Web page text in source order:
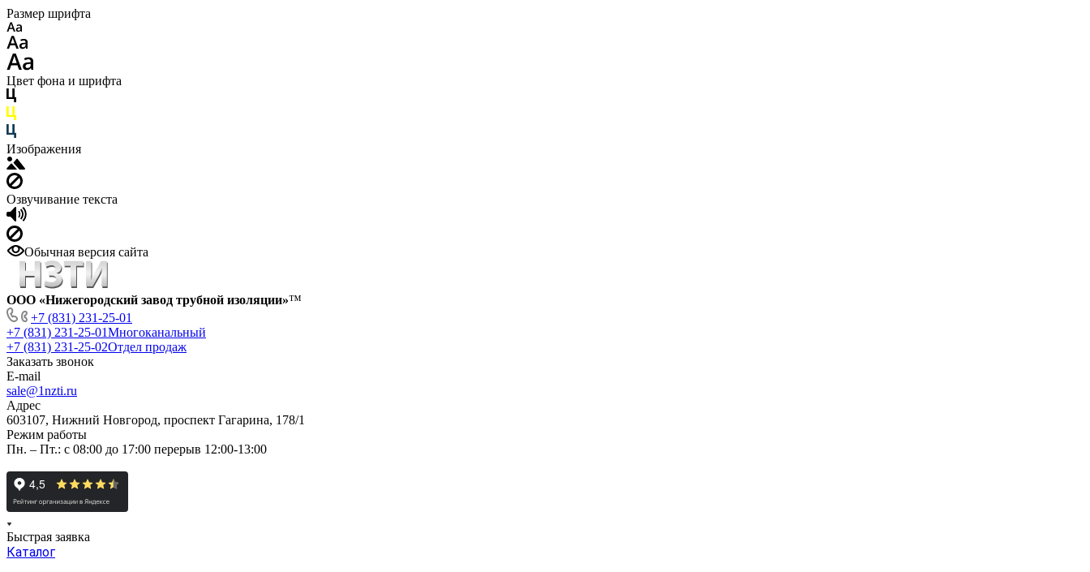
Размер шрифта
Цвет фона и шрифта
Изображения
Озвучивание текста
Обычная версия сайта
ООО «Нижегородский завод трубной изоляции»™
+7 (831) 231-25-01
+7 (831) 231-25-01Многоканальный
+7 (831) 231-25-02Отдел продаж
Заказать звонок
E-mail
sale@1nzti.ru
Адрес
603107, Нижний Новгород, проспект Гагарина, 178/1
Режим работы
Пн. – Пт.: с 08:00 до 17:00 перерыв 12:00-13:00
Быстрая заявка
Каталог